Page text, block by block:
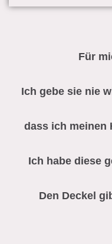
Für
Ich gebe sie nie
dass ich meinen
Ich habe diese
Den Deckel